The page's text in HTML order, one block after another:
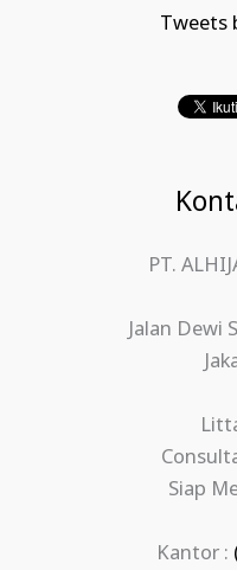
Tweets
PT.
Jalan Dewi
Siap
Kantor :